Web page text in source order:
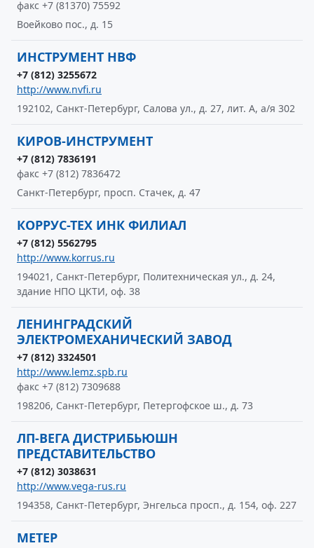
факс +7 (81370) 75592
Воейково пос., д. 15
ИНСТРУМЕНТ НВФ
+7 (812) 3255672
http://www.nvfi.ru
192102, Санкт-Петербург, Салова ул., д. 27, лит. А, а/я 302
КИРОВ-ИНСТРУМЕНТ
+7 (812) 7836191
факс +7 (812) 7836472
Санкт-Петербург, просп. Стачек, д. 47
КОРРУС-ТЕХ ИНК ФИЛИАЛ
+7 (812) 5562795
http://www.korrus.ru
194021, Санкт-Петербург, Политехническая ул., д. 24,
здание НПО ЦКТИ, оф. 38
ЛЕНИНГРАДСКИЙ
ЭЛЕКТРОМЕХАНИЧЕСКИЙ ЗАВОД
+7 (812) 3324501
http://www.lemz.spb.ru
факс +7 (812) 7309688
198206, Санкт-Петербург, Петергофское ш., д. 73
ЛП-ВЕГА ДИСТРИБЬЮШН
ПРЕДСТАВИТЕЛЬСТВО
+7 (812) 3038631
http://www.vega-rus.ru
194358, Санкт-Петербург, Энгельса просп., д. 154, оф. 227
МЕТЕР